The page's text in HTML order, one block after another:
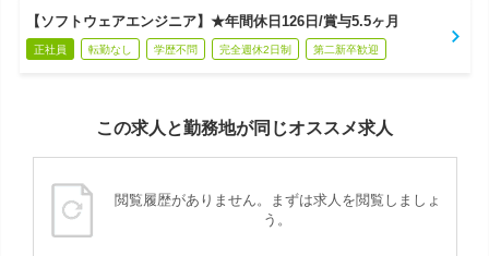
【ソフトウェアエンジニア】★年間休日126日/賞与5.5ヶ月
正社員 転勤なし 学歴不問 完全週休2日制 第二新卒歓迎
この求人と勤務地が同じオススメ求人
閲覧履歴がありません。まずは求人を閲覧しましょ
う。